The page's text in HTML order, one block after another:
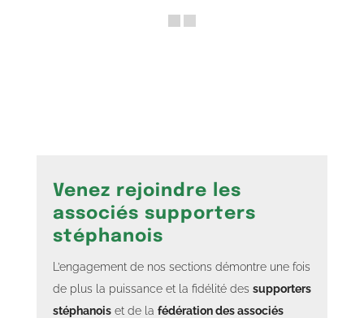
Venez rejoindre les
associés supporters
stéphanois
L’engagement de nos sections démontre une fois
de plus la puissance et la fidélité des supporters
stéphanois et de la fédération des associés